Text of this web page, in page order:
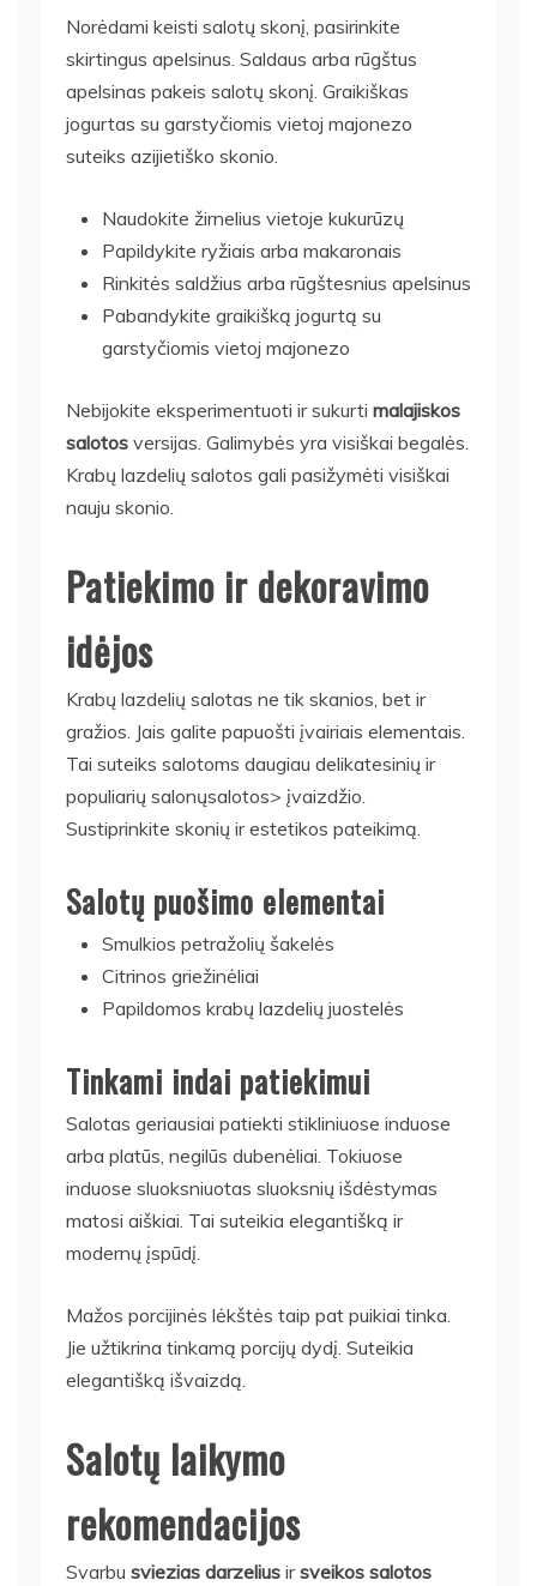
Norėdami keisti salotų skonį, pasirinkite
skirtingus apelsinus. Saldaus arba rūgštus
apelsinas pakeis salotų skonį. Graikiškas
jogurtas su garstyčiomis vietoj majonezo
suteiks azijietiško skonio.
Naudokite žirnelius vietoje kukurūzų
Papildykite ryžiais arba makaronais
Rinkitės saldžius arba rūgštesnius apelsinus
Pabandykite graikišką jogurtą su
garstyčiomis vietoj majonezo
Nebijokite eksperimentuoti ir sukurti malajiskos
salotos versijas. Galimybės yra visiškai begalės.
Krabų lazdelių salotos gali pasižymėti visiškai
nauju skonio.
Patiekimo ir dekoravimo
idėjos
Krabų lazdelių salotas ne tik skanios, bet ir
gražios. Jais galite papuošti įvairiais elementais.
Tai suteiks salotoms daugiau delikatesinių ir
populiarių salonųsalotos> įvaizdžio.
Sustiprinkite skonių ir estetikos pateikimą.
Salotų puošimo elementai
Smulkios petražolių šakelės
Citrinos griežinėliai
Papildomos krabų lazdelių juostelės
Tinkami indai patiekimui
Salotas geriausiai patiekti stikliniuose induose
arba platūs, negilūs dubenėliai. Tokiuose
induose sluoksniuotas sluoksnių išdėstymas
matosi aiškiai. Tai suteikia elegantišką ir
modernų įspūdį.
Mažos porcijinės lėkštės taip pat puikiai tinka.
Jie užtikrina tinkamą porcijų dydį. Suteikia
elegantišką išvaizdą.
Salotų laikymo
rekomendacijos
Svarbu sviezias darzelius irsveikos salotos